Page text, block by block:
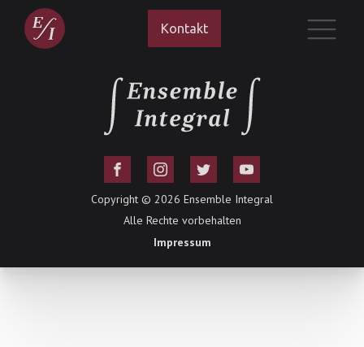
Kontakt
Copyright © 2026 Ensemble Integral
Alle Rechte vorbehalten
Impressum